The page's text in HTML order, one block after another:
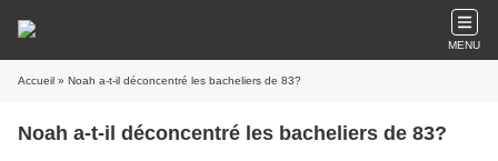
MENU
Accueil » Noah a-t-il déconcentré les bacheliers de 83?
Noah a-t-il déconcentré les bacheliers de 83?